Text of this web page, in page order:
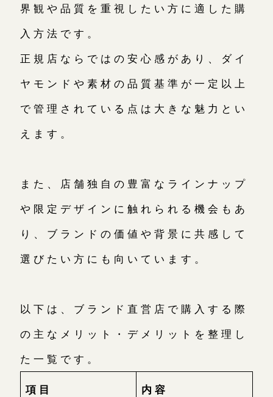
界観や品質を重視したい方に適した購
入方法です。
正規店ならではの安心感があり、ダイ
ヤモンドや素材の品質基準が一定以上
で管理されている点は大きな魅力とい
えます。
また、店舗独自の豊富なラインナップ
や限定デザインに触れられる機会もあ
り、ブランドの価値や背景に共感して
選びたい方にも向いています。
以下は、ブランド直営店で購入する際
の主なメリット・デメリットを整理し
た一覧です。
項目 内容